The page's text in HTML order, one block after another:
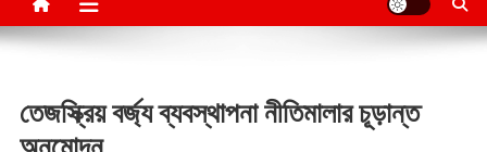
তেজস্ক্রিয় বর্জ্য ব্যবস্থাপনা নীতিমালার চূড়ান্ত